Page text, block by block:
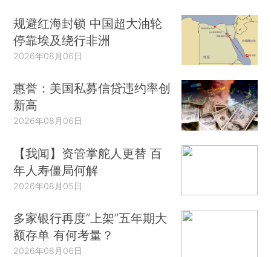
规避红海封锁 中国超大油轮
停靠埃及绕行非洲
2026年08月06日
惠誉：美国私募信贷违约率创
新高
2026年08月06日
【我闻】资管掌舵人更替 百
年人寿僵局何解
2026年08月05日
多家银行再度“上架”五年期大
额存单 有何考量？
2026年08月06日